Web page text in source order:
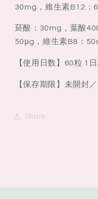
30mg，維生素B12：
菸酸：30mg，葉酸
50μg，維生素B8：
【使用日数】60粒 1
【保存期限】未開封
Share